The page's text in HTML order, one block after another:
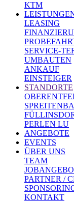
KTM
LEASING
SERVICE-
UMBAUTEN
ANKAUF
EINSTEIGER
STANDORTE
PERLEN LU
ANGEBOTE
EVENTS
ÜBER UNS
TEAM
PARTNER /
KONTAKT